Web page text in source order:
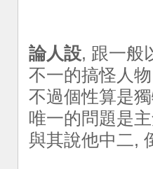
論人設, 跟一般
不一的搞怪人物
不過個性算是
唯一的問題是
與其說他中二,